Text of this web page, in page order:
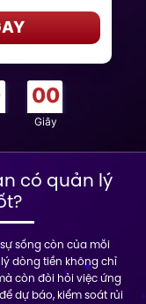
00
Giây
có quản lý
sống còn của mỗi
dòng tiền không chỉ
còn đòi hỏi việc ứng
dự báo, kiểm soát rủi